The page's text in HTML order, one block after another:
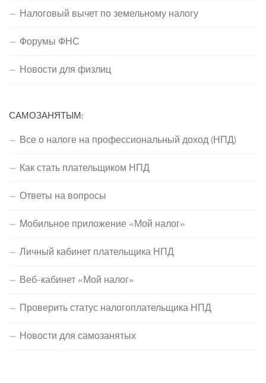
Налоговый вычет по земельному налогу
Форумы ФНС
Новости для физлиц
САМОЗАНЯТЫМ:
Все о налоге на профессиональный доход (НПД)
Как стать плательщиком НПД
Ответы на вопросы
Мобильное приложение «Мой налог»
Личный кабинет плательщика НПД
Веб-кабинет «Мой налог»
Проверить статус налогоплательщика НПД
Новости для самозанятых